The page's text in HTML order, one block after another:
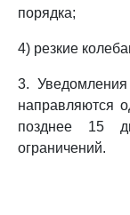
порядка;
4) резкие
3.
направляются
позднее 15
ограничений.